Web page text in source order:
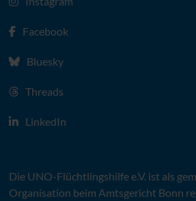
Facebook
Bluesky
Threads
LinkedIn
Die UNO-Flüchtlingshilfe e.V.ist als
Organisation beim Amtsgericht Bonn